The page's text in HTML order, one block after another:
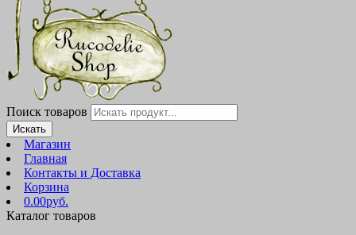
Поиск товаров
Искать
Магазин
Главная
Контакты и Доставка
Корзина
0.00руб.
Каталог товаров